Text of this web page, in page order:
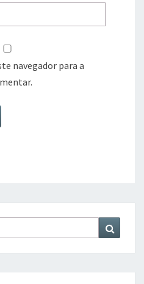
navegador para a